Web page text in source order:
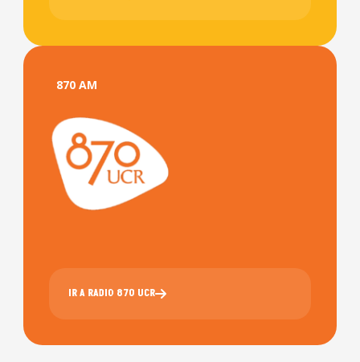
870 AM
IR A RADIO 870 UCR